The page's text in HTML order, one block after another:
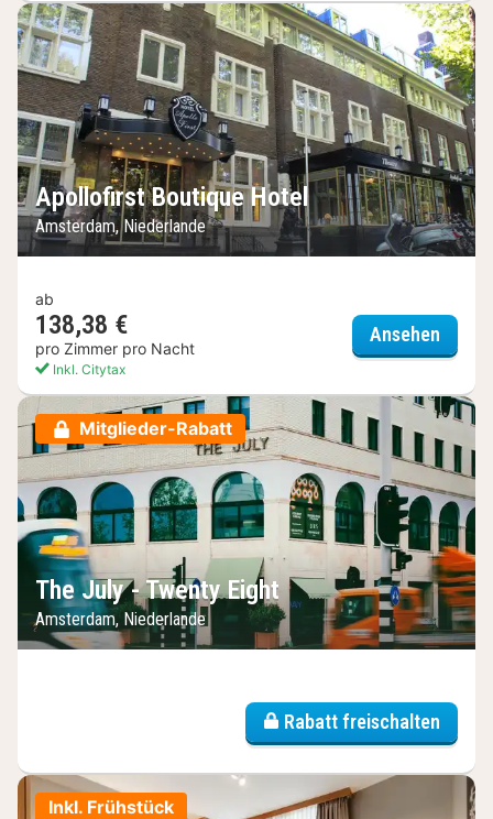
Apollofirst Boutique Hotel
Amsterdam, Niederlande
ab
138,38 €
pro Zimmer pro Nacht
Inkl. Citytax
Ansehen
Mitglieder-Rabatt
The July - Twenty Eight
Amsterdam, Niederlande
Rabatt freischalten
Inkl. Frühstück